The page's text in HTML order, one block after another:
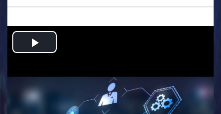
Play
Video